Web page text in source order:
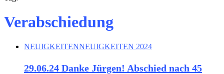
Verabschiedung
NEUIGKEITENNEUIGKEITEN 2024
29.06.24 Danke Jürgen! Abschied nach 45